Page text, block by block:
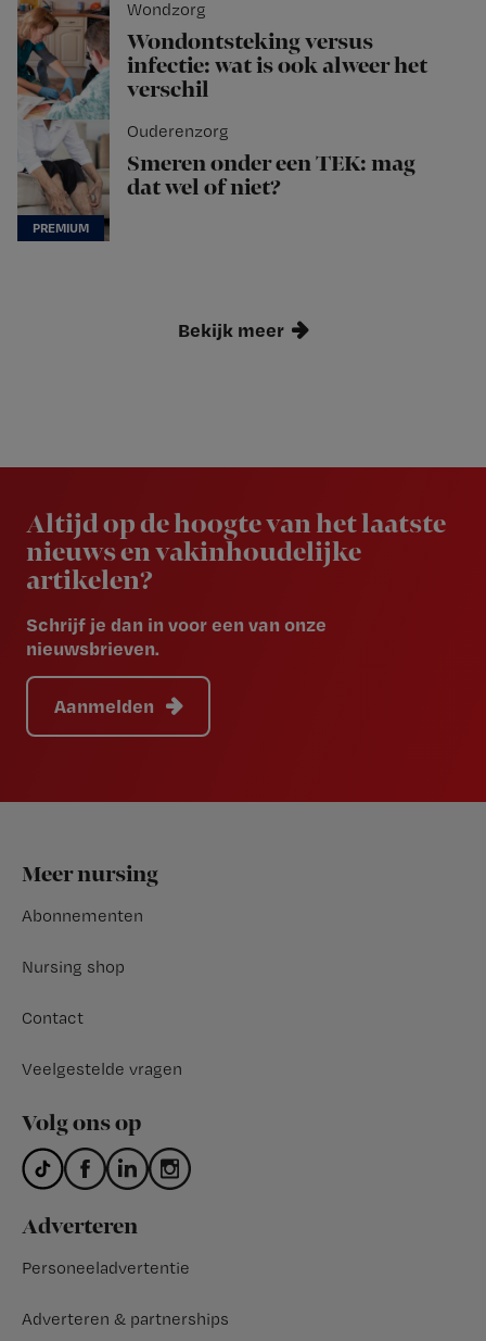
Wondzorg
Wondontsteking versus
infectie: wat is ook alweer het
verschil
Ouderenzorg
Smeren onder een TEK: mag
dat wel of niet?
Bekijk meer
Altijd op de hoogte van het laatste
nieuws en vakinhoudelijke
artikelen?
Schrijf je dan in voor een van onze
nieuwsbrieven.
Aanmelden
Footer
Meer nursing
Abonnementen
Nursing shop
Contact
Veelgestelde vragen
Volg ons op
Adverteren
Personeeladvertentie
Adverteren & partnerships